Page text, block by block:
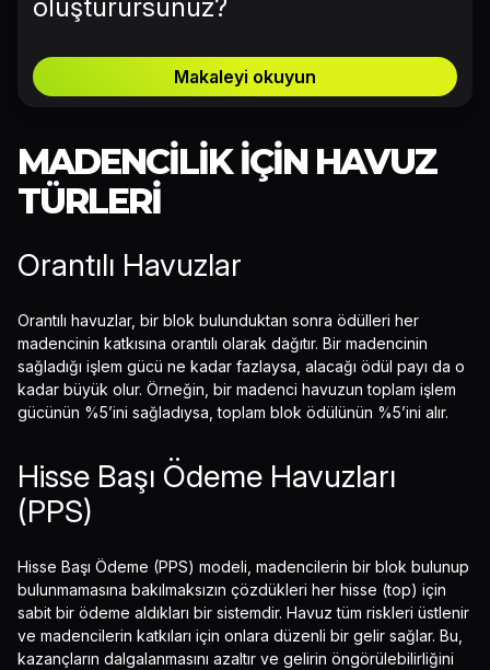
oluşturursunuz?
Makaleyi okuyun
MADENCILIK IÇIN HAVUZ
TÜRLERI
Orantılı Havuzlar
Orantılı havuzlar, bir blok bulunduktan sonra ödülleri her
madencinin katkısına orantılı olarak dağıtır. Bir madencinin
sağladığı işlem gücü ne kadar fazlaysa, alacağı ödül payı da o
kadar büyük olur. Örneğin, bir madenci havuzun toplam işlem
gücünün %5’ini sağladıysa, toplam blok ödülünün %5’ini alır.
Hisse Başı Ödeme Havuzları
(PPS)
Hisse Başı Ödeme (PPS) modeli, madencilerin bir blok bulunup
bulunmamasına bakılmaksızın çözdükleri her hisse (top) için
sabit bir ödeme aldıkları bir sistemdir. Havuz tüm riskleri üstlenir
ve madencilerin katkıları için onlara düzenli bir gelir sağlar. Bu,
kazançların dalgalanmasını azaltır ve gelirin öngörülebilirliğini